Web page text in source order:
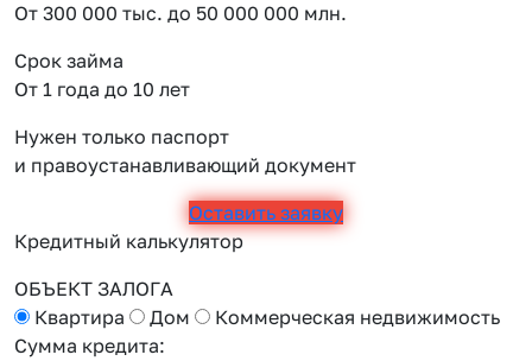
От 300 000 тыс. до 50 000 000 млн.
Срок займа
От 1 года до 10 лет
Нужен только паспорт
и правоустанавливающий документ
Оставить заявку
Кредитный калькулятор
ОБЪЕКТ ЗАЛОГА
Квартира
Дом
Коммерческая недвижимость
Сумма кредита: